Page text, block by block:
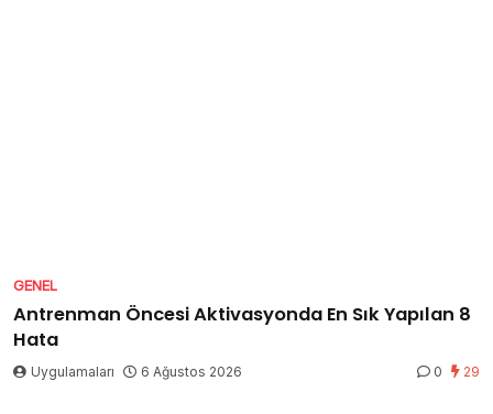
GENEL
Antrenman Öncesi Aktivasyonda En Sık Yapılan 8
Hata
Uygulamaları 6 Ağustos 2026 0 29